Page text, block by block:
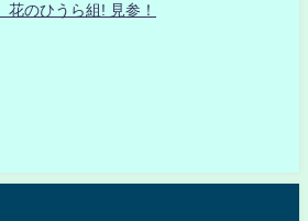
のひうら組! 見参！